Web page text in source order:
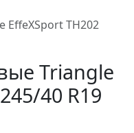
TH202
Triangle
40 R19